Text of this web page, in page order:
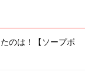
のは！【ソープボ